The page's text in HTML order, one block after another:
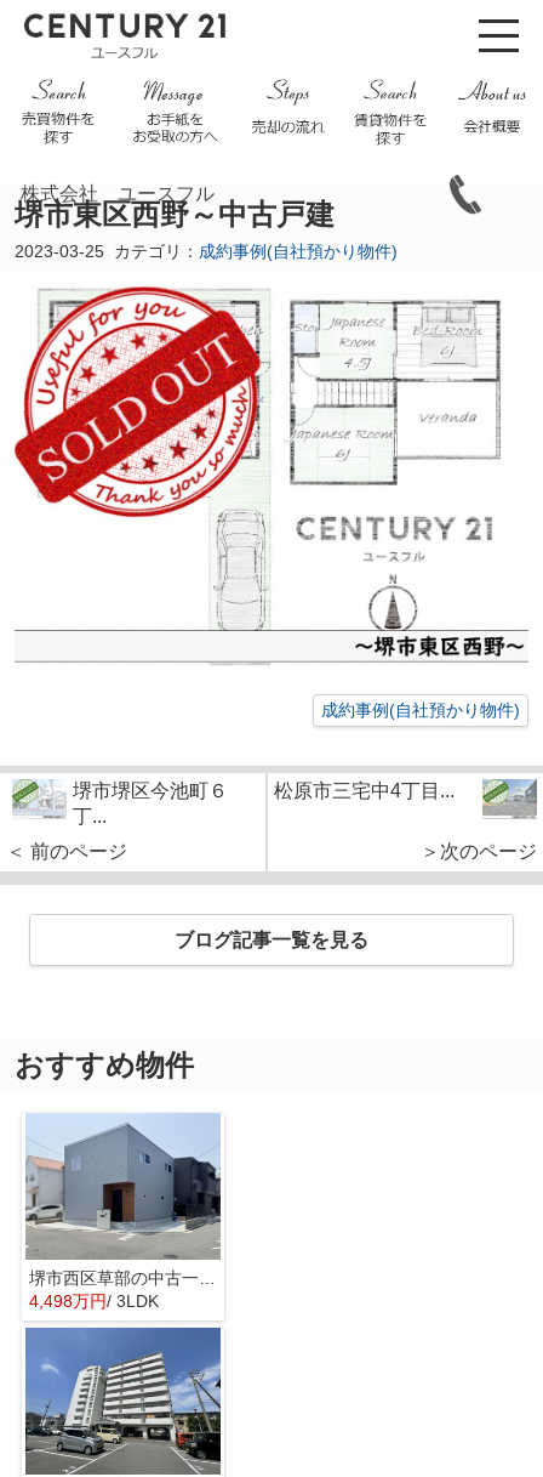
株式会社 ユースフル
堺市東区西野～中古戸建
2023-03-25 カテゴリ： 成約事例(自社預かり物件)
成約事例(自社預かり物件)
堺市堺区今池町６
丁...
＜ 前のページ
松原市三宅中4丁目...
＞次のページ
ブログ記事一覧を見る
おすすめ物件
堺市西区草部の中古一戸建
4,498万円/ 3LDK